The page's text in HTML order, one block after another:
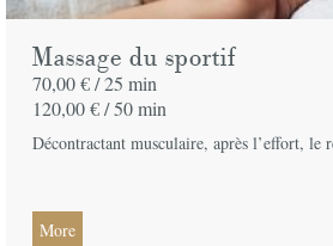
Massage du sportif
70,00 € /25 min
120,00 € /50 min
Décontractant musculaire, après l’effort, le
More